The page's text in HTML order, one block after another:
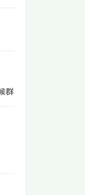
群